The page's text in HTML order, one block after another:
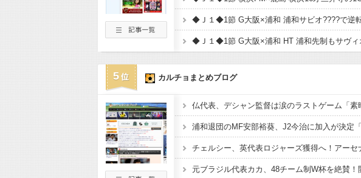
5 カルチョまとめブログ